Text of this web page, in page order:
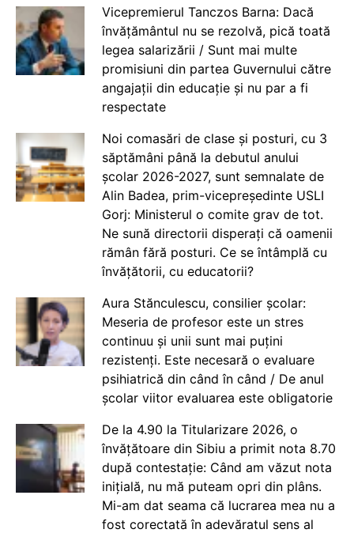
Vicepremierul Tanczos Barna: Dacă
învățământul nu se rezolvă, pică toată
legea salarizării / Sunt mai multe
promisiuni din partea Guvernului către
angajații din educație și nu par a fi
respectate
Noi comasări de clase și posturi, cu 3
săptămâni până la debutul anului
școlar 2026-2027, sunt semnalate de
Alin Badea, prim-vicepreședinte USLI
Gorj: Ministerul o comite grav de tot.
Ne sună directorii disperați că oamenii
rămân fără posturi. Ce se întâmplă cu
învățătorii, cu educatorii?
Aura Stănculescu, consilier școlar:
Meseria de profesor este un stres
continuu și unii sunt mai puțini
rezistenți. Este necesară o evaluare
psihiatrică din când în când / De anul
școlar viitor evaluarea este obligatorie
De la 4.90 la Titularizare 2026, o
învățătoare din Sibiu a primit nota 8.70
după contestație: Când am văzut nota
inițială, nu mă puteam opri din plâns.
Mi-am dat seama că lucrarea mea nu a
fost corectată în adevăratul sens al